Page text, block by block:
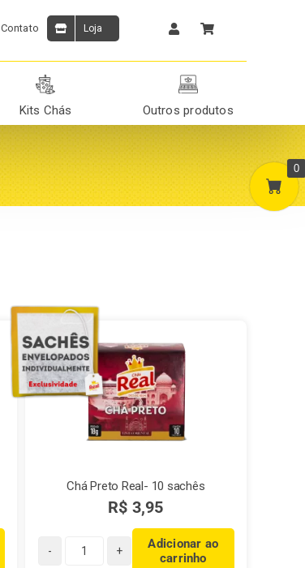
Contato Loja
Kits Chás Outros produtos
Chá Preto Real- 10 sachês
R$ 3,95
Chá
Adicionar ao
carrinho
0